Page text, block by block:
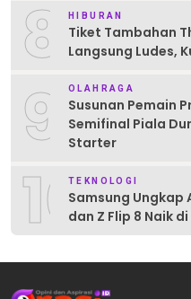
8 HIBURAN
Tiket Tambahan
Langsung Ludes,
9 OLAHRAGA
Susunan Pemain
Semifinal Piala
Starter
10TEKNOLOGI
Samsung Ungkap
dan Z Flip 8 Naik